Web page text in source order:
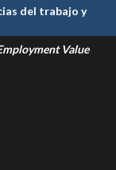
del trabajo y
Value